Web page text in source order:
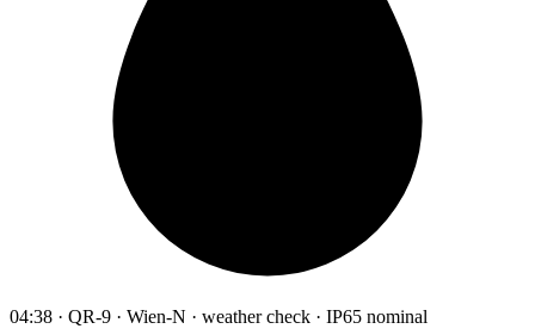
04:38 · QR-9 · Wien-N · weather check · IP65 nominal